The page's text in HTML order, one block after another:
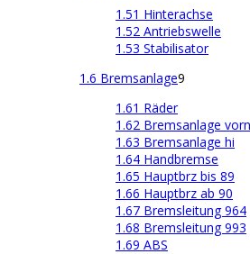
1.51 Hinterachse
1.52 Antriebswelle
1.53 Stabilisator
1.6 Bremsanlage9
1.61 Räder
1.62 Bremsanlage
1.63 Bremsanlage hi
1.64 Handbremse
1.65 Hauptbrz bis 89
1.66 Hauptbrz ab 90
1.67 Bremsleitung 964
1.68 Bremsleitung 993
1.69 ABS